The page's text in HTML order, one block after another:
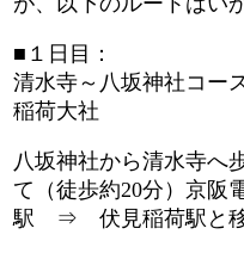
■１日目：
清水寺～八坂神社コ
稲荷大社
八坂神社から清水寺へ
て（徒歩約20分）京阪
駅 ⇒ 伏見稲荷駅と移